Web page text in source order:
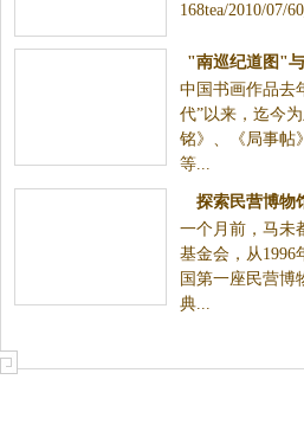
168tea/2010/07/
"南巡纪道图"
交
中国书画作品去
代”以来，迄今
铭》、《局事帖
等...
探索民营博物
一个月前，马未
基金会，从1996
国第一座民营
典...